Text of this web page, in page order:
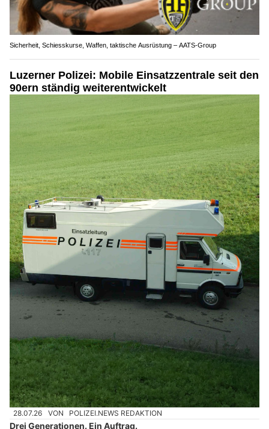
Sicherheit, Schiesskurse, Waffen, taktische Ausrüstung – AATS-Group
Luzerner Polizei: Mobile Einsatzzentrale seit den
90ern ständig weiterentwickelt
28.07.26 VON POLIZEI.NEWS REDAKTION
Drei Generationen. Ein Auftrag.